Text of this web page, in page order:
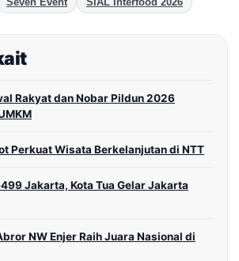
Rakyat dan Nobar Pildun 2026
Perkuat Wisata Berkelanjutan di NTT
Jakarta, Kota Tua Gelar Jakarta
NW Enjer Raih Juara Nasional di